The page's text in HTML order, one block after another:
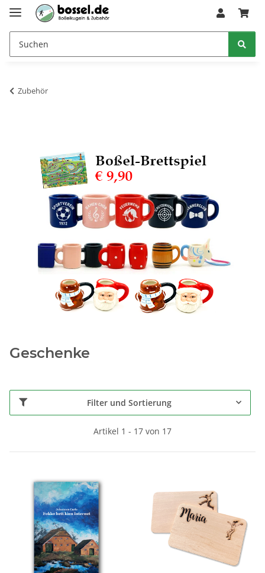
Zubehör
Geschenke
Filter und Sortierung
Artikel 1 - 17 von 17